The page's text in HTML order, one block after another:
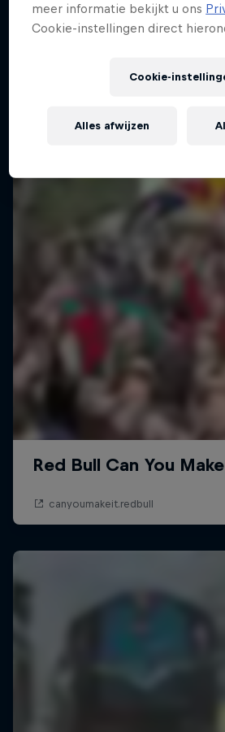
meer informatie bekijkt u ons
Cookie-instellingen direct
Cookie-
Alles afwijzen